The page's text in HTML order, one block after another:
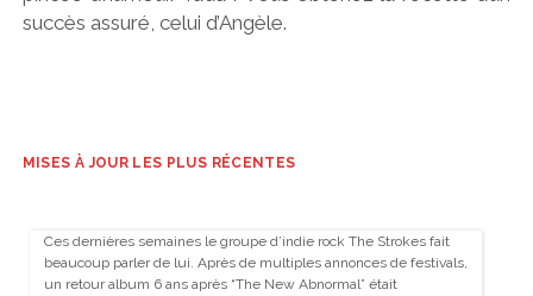
succès assuré, celui d’Angèle.
MISES À JOUR LES PLUS RÉCENTES
Ces dernières semaines le groupe d’indie rock The Strokes fait
beaucoup parler de lui. Après de multiples annonces de festivals,
un retour album 6 ans après “The New Abnormal” était